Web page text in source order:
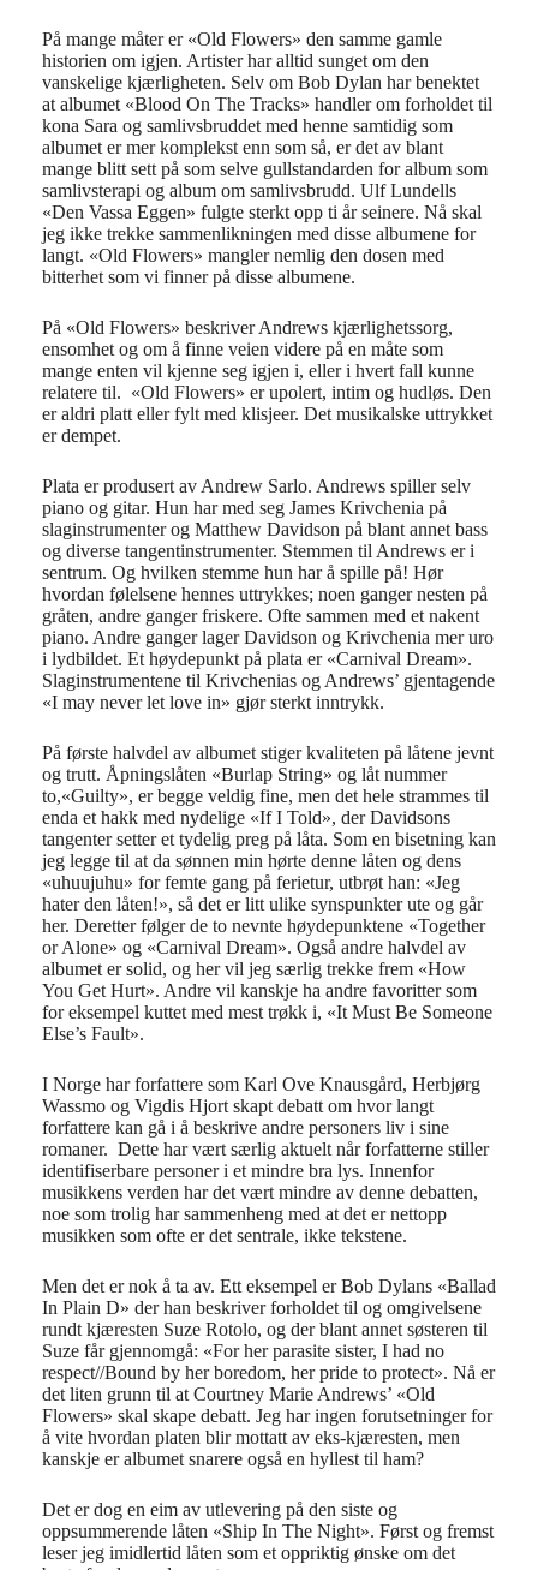
På mange måter er «Old Flowers» den samme gamle
historien om igjen. Artister har alltid sunget om den
vanskelige kjærligheten. Selv om Bob Dylan har benektet
at albumet «Blood On The Tracks» handler om forholdet til
kona Sara og samlivsbruddet med henne samtidig som
albumet er mer komplekst enn som så, er det av blant
mange blitt sett på som selve gullstandarden for album som
samlivsterapi og album om samlivsbrudd. Ulf Lundells
«Den Vassa Eggen» fulgte sterkt opp ti år seinere. Nå skal
jeg ikke trekke sammenlikningen med disse albumene for
langt. «Old Flowers» mangler nemlig den dosen med
bitterhet som vi finner på disse albumene.
På «Old Flowers» beskriver Andrews kjærlighetssorg,
ensomhet og om å finne veien videre på en måte som
mange enten vil kjenne seg igjen i, eller i hvert fall kunne
relatere til. «Old Flowers» er upolert, intim og hudløs. Den
er aldri platt eller fylt med klisjeer. Det musikalske uttrykket
er dempet.
Plata er produsert av Andrew Sarlo. Andrews spiller selv
piano og gitar. Hun har med seg James Krivchenia på
slaginstrumenter og Matthew Davidson på blant annet bass
og diverse tangentinstrumenter. Stemmen til Andrews er i
sentrum. Og hvilken stemme hun har å spille på! Hør
hvordan følelsene hennes uttrykkes; noen ganger nesten på
gråten, andre ganger friskere. Ofte sammen med et nakent
piano. Andre ganger lager Davidson og Krivchenia mer uro
i lydbildet. Et høydepunkt på plata er «Carnival Dream».
Slaginstrumentene til Krivchenias og Andrews’ gjentagende
«I may never let love in» gjør sterkt inntrykk.
På første halvdel av albumet stiger kvaliteten på låtene jevnt
og trutt. Åpningslåten «Burlap String» og låt nummer
to,«Guilty», er begge veldig fine, men det hele strammes til
enda et hakk med nydelige «If I Told», der Davidsons
tangenter setter et tydelig preg på låta. Som en bisetning kan
jeg legge til at da sønnen min hørte denne låten og dens
«uhuujuhu» for femte gang på ferietur, utbrøt han: «Jeg
hater den låten!», så det er litt ulike synspunkter ute og går
her. Deretter følger de to nevnte høydepunktene «Together
or Alone» og «Carnival Dream». Også andre halvdel av
albumet er solid, og her vil jeg særlig trekke frem «How
You Get Hurt». Andre vil kanskje ha andre favoritter som
for eksempel kuttet med mest trøkk i, «It Must Be Someone
Else’s Fault».
I Norge har forfattere som Karl Ove Knausgård, Herbjørg
Wassmo og Vigdis Hjort skapt debatt om hvor langt
forfattere kan gå i å beskrive andre personers liv i sine
romaner. Dette har vært særlig aktuelt når forfatterne stiller
identifiserbare personer i et mindre bra lys. Innenfor
musikkens verden har det vært mindre av denne debatten,
noe som trolig har sammenheng med at det er nettopp
musikken som ofte er det sentrale, ikke tekstene.
Men det er nok å ta av. Ett eksempel er Bob Dylans «Ballad
In Plain D» der han beskriver forholdet til og omgivelsene
rundt kjæresten Suze Rotolo, og der blant annet søsteren til
Suze får gjennomgå: «For her parasite sister, I had no
respect//Bound by her boredom, her pride to protect». Nå er
det liten grunn til at Courtney Marie Andrews’ «Old
Flowers» skal skape debatt. Jeg har ingen forutsetninger for
å vite hvordan platen blir mottatt av eks-kjæresten, men
kanskje er albumet snarere også en hyllest til ham?
Det er dog en eim av utlevering på den siste og
oppsummerende låten «Ship In The Night». Først og fremst
leser jeg imidlertid låten som et oppriktig ønske om det